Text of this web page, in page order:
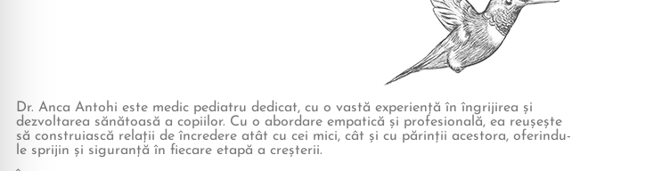
Dr. Anca Antohi este medic pediatru dedicat, cu o vastă experiență în îngrijirea și
dezvoltarea sănătoasă a copiilor. Cu o abordare empatică și profesională, ea reușește
să construiască relații de încredere atât cu cei mici, cât și cu părinții acestora, oferindu-
le sprijin și siguranță în fiecare etapă a creșterii.